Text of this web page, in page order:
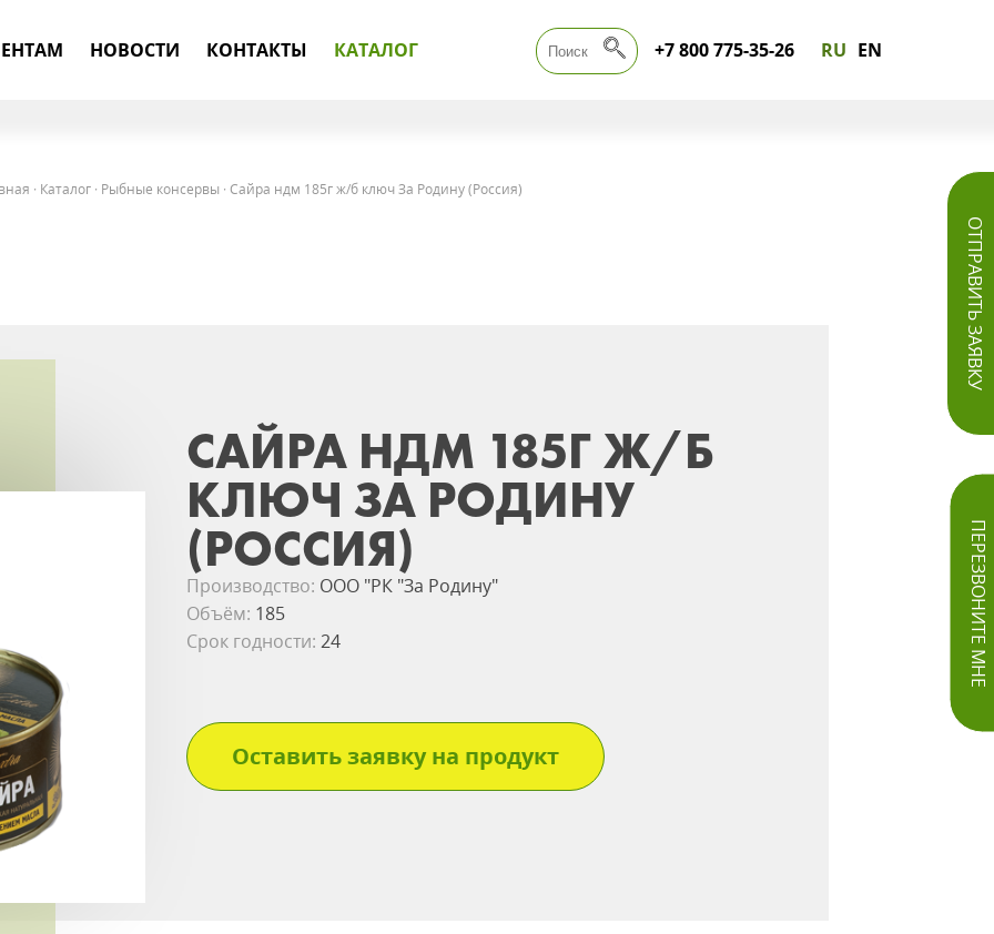
НОВОСТИ КОНТАКТЫ КАТАЛОГ +7 800 775-35-26 RU EN
ОТПРАВИТЬ ЗАЯВКУ
ПЕРЕЗВОНИТЕ МНЕ
· Каталог· Рыбные консервы · Сайра ндм 185г ж/б ключ За Родину (Россия)
САЙРА НДМ 185Г Ж/Б
КЛЮЧ ЗА РОДИНУ
(РОССИЯ)
Производство: ООО "РК "За Родину"
Объём: 185
Срок годности:24
Оставить заявку на продукт